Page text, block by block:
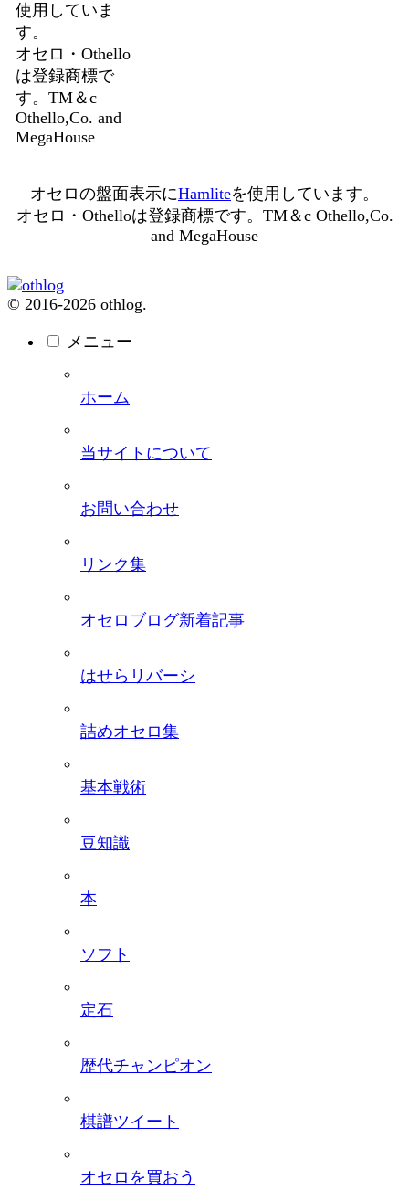
使用していま
す。
オセロ・Othello
は登録商標で
す。TM＆c
Othello,Co. and
MegaHouse
オセロの盤面表示にHamliteを使用しています。
オセロ・Othelloは登録商標です。TM＆c Othello,Co.
and MegaHouse
© 2016-2026 othlog.
メニュー
ホーム
当サイトについて
お問い合わせ
リンク集
オセロブログ新着記事
はせらリバーシ
詰めオセロ集
基本戦術
豆知識
本
ソフト
定石
歴代チャンピオン
棋譜ツイート
オセロを買おう